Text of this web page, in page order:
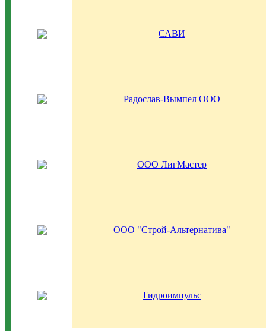
САВИ
Радослав-Вымпел ООО
ООО ЛигМастер
ООО "Строй-Альтернатива"
Гидроимпульс